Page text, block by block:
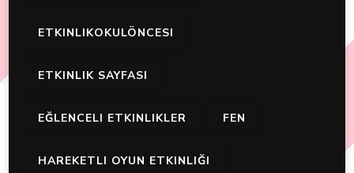
ETKINLIKOKULÖNCESI
ETKINLIK SAYFASI
EĞLENCELI ETKINLIKLER FEN
HAREKETLI OYUN ETKINLIĞI